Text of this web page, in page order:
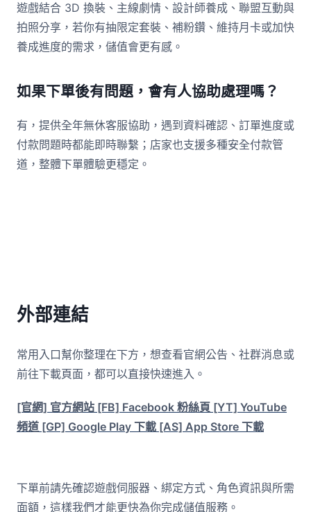
遊戲結合 3D 換裝、主線劇情、設計師養成、聯盟互動與
拍照分享，若你有抽限定套裝、補粉鑽、維持月卡或加快
養成進度的需求，儲值會更有感。
如果下單後有問題，會有人協助處理嗎？
有，提供全年無休客服協助，遇到資料確認、訂單進度或
付款問題時都能即時聯繫；店家也支援多種安全付款管
道，整體下單體驗更穩定。
外部連結
常用入口幫你整理在下方，想查看官網公告、社群消息或
前往下載頁面，都可以直接快速進入。
[官網] 官方網站 [FB] Facebook 粉絲頁 [YT] YouTube
頻道 [GP] Google Play 下載 [AS] App Store 下載
下單前請先確認遊戲伺服器、綁定方式、角色資訊與所需
面額，這樣我們才能更快為你完成儲值服務。